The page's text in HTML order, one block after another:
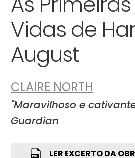
Vidas de
August
CLAIRE NORTH
"Maravilhoso e
Guardian
LER EXCERTO DA